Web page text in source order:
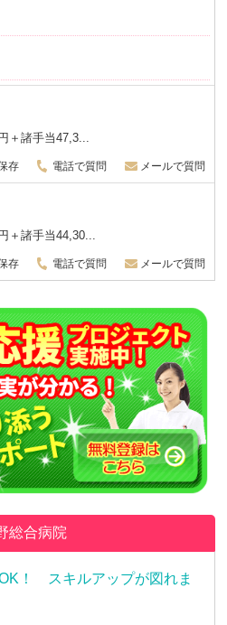
＋諸手当47,3...
存 電話で質問 メールで質問
＋諸手当44,30...
存 電話で質問 メールで質問
総合病院
！ スキルアップが図れま